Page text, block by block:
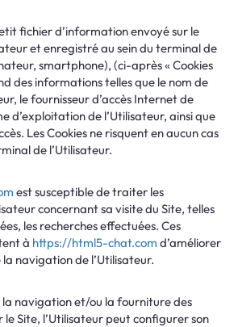
fichier d’information envoyé sur le
et enregistré au sein du terminal de
smartphone), (ci-après « Cookies
des informations telles que le nom de
le fournisseur d’accès Internet de
d’exploitation de l’Utilisateur, ainsi que
Les Cookies ne risquent en aucun cas
de l’Utilisateur.
est susceptible de traiter les
concernant sa visite du Site, telles
les recherches effectuées. Ces
à https://html5-chat.com d’améliorer
navigation de l’Utilisateur.
la navigation et/ou la fourniture des
le Site, l’Utilisateur peut configurer son